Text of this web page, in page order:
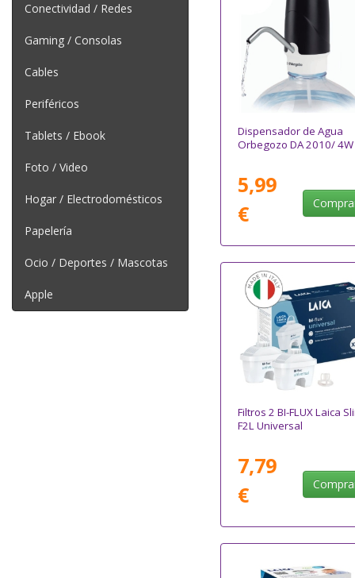
Conectividad / Redes
Gaming / Consolas
Cables
Periféricos
Tablets / Ebook
Foto / Video
Hogar / Electrodomésticos
Papelería
Ocio / Deportes / Mascotas
Apple
Dispensador de Agua
Orbegozo DA 2010/ 4W
5,99
€
Filtros 2 BI-FLUX Laica
F2L Universal
7,79
€